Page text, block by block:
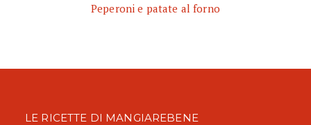
Peperoni e patate al forno
LE RICETTE DI MANGIAREBENE